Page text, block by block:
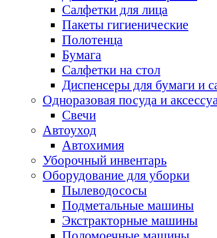
Салфетки для лица
Пакеты гигиенические
Полотенца
Бумага
Салфетки на стол
Диспенсеры для бумаги и
Одноразовая посуда и
Свечи
Автоуход
Автохимия
Уборочный инвентарь
Оборудование для уборки
Пылеводососы
Подметальные машины
Экстракторные машины